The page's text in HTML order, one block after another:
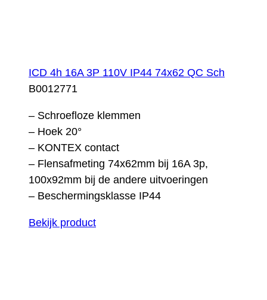
ICD 4h 16A 3P 110V IP44 74x62 QC Sch
B0012771
– Schroefloze klemmen
– Hoek 20°
– KONTEX contact
– Flensafmeting 74x62mm bij 16A 3p,
100x92mm bij de andere uitvoeringen
– Beschermingsklasse IP44
Bekijk product